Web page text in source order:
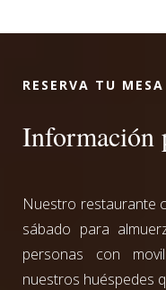
RESERVA TU MESA
Información
Nuestro restaurante
sábado para
personas con
nuestros huéspedes